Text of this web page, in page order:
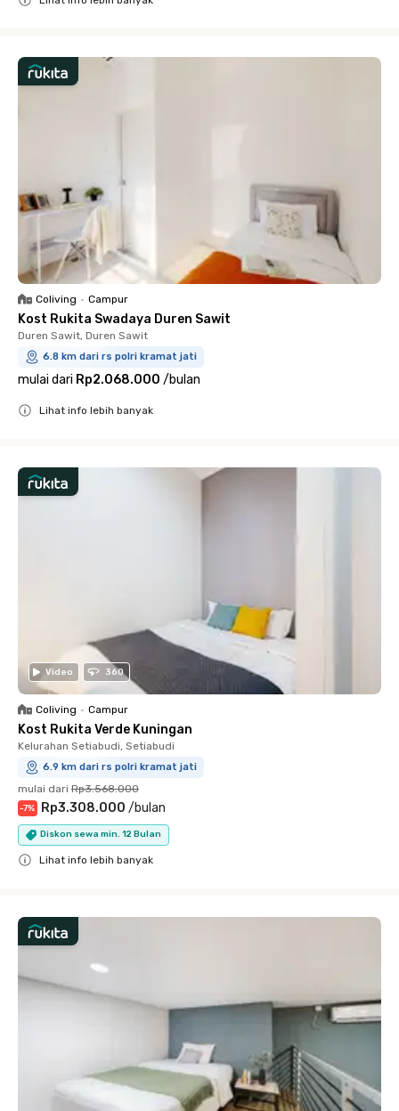
Coliving • Campur
Kost Rukita Swadaya Duren Sawit
Duren Sawit, Duren Sawit
6.8 km dari rs polri kramat jati
mulai dari Rp2.068.000 /bulan
Lihat info lebih banyak
Video 360
Coliving • Campur
Kost Rukita Verde Kuningan
Kelurahan Setiabudi, Setiabudi
6.9 km dari rs polri kramat jati
mulai dari Rp3.568.000
-7% Rp3.308.000 /bulan
Diskon sewa min. 12 Bulan
Lihat info lebih banyak